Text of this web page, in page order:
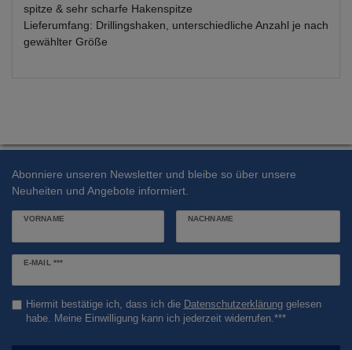
spitze & sehr scharfe Hakenspitze
Lieferumfang: Drillingshaken, unterschiedliche Anzahl je nach
gewählter Größe
Abonniere unseren Newsletter und bleibe so über unsere
Neuheiten und Angebote informiert.
VORNAME NACHNAME
E-MAIL ***
Newsletter
Hiermit bestätige ich, dass ich die Daten­schutz­erklärunggelesen
habe. Meine Einwilligung kann ich jederzeit widerrufen.***